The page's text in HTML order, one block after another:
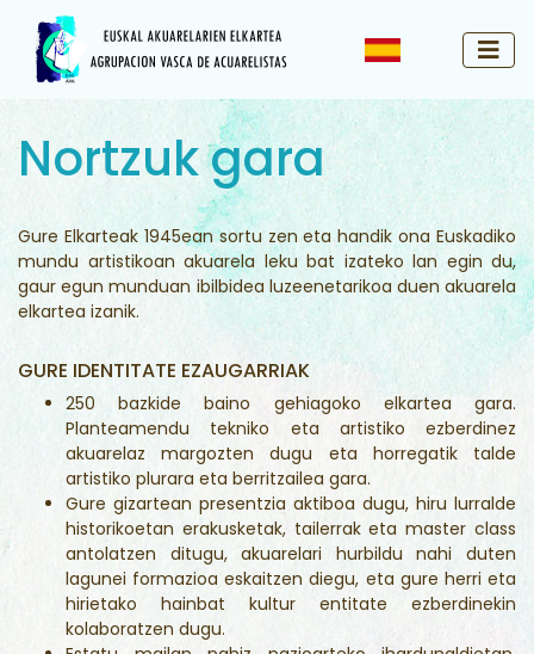
Nortzuk gara
Gure Elkarteak 1945ean sortu zen eta handik ona Euskadiko
mundu artistikoan akuarela leku bat izateko lan egin du,
gaur egun munduan ibilbidea luzeenetarikoa duen akuarela
elkartea izanik.
GURE IDENTITATE EZAUGARRIAK
250 bazkide baino gehiagoko elkartea gara.
Planteamendu tekniko eta artistiko ezberdinez
akuarelaz margozten dugu eta horregatik talde
artistiko plurara eta berritzailea gara.
Gure gizartean presentzia aktiboa dugu, hiru lurralde
historikoetan erakusketak, tailerrak eta master class
antolatzen ditugu, akuarelari hurbildu nahi duten
lagunei formazioa eskaitzen diegu, eta gure herri eta
hirietako hainbat kultur entitate ezberdinekin
kolaboratzen dugu.